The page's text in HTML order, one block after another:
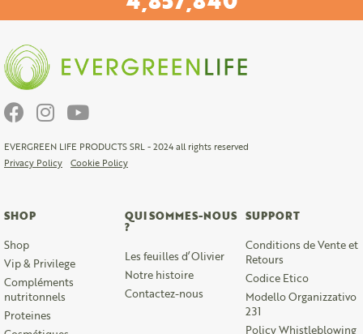
EVERGREEN LIFE PRODUCTS SRL - 2024 all rights reserved
Privacy Policy
Cookie Policy
SHOP
Shop
Vip & Privilege
Compléments
nutritonnels
Proteines
QUI SOMMES-NOUS
?
Les feuilles d’Olivier
Notre histoire
Contactez-nous
SUPPORT
Conditions de Vente et
Retours
Codice Etico
Modello Organizzativo
231
Policy Whistleblowing